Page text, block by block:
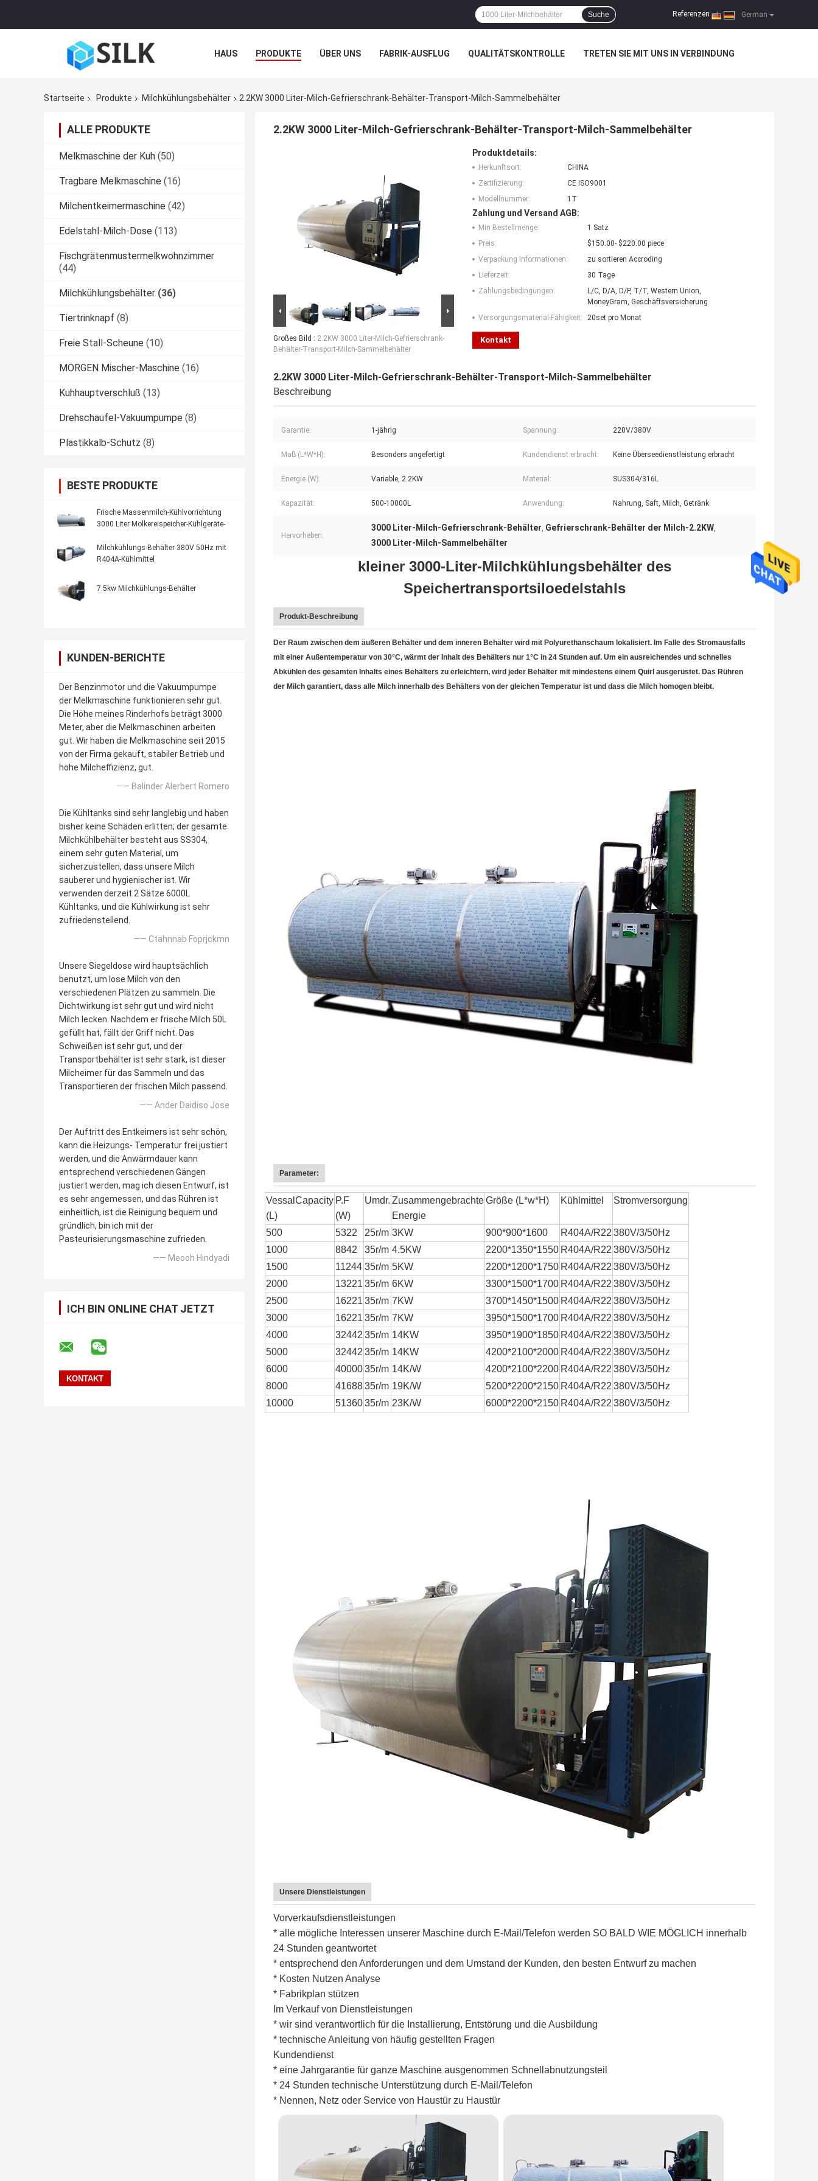
German
Referenzen |
Suche
HAUS PRODUKTE ÜBER UNS FABRIK-AUSFLUG QUALITÄTSKONTROLLE TRETEN SIE MIT UNS IN VERBINDUNG
Startseite
Produkte Milchkühlungsbehälter 2.2KW 3000 Liter-Milch-Gefrierschrank-Behälter-Transport-Milch-Sammelbehälter
ALLE PRODUKTE
Melkmaschine der Kuh (50)
Tragbare Melkmaschine (16)
Milchentkeimermaschine (42)
Edelstahl-Milch-Dose (113)
Fischgrätenmustermelkwohnzimmer
(44)
Milchkühlungsbehälter (36)
Tiertrinknapf (8)
Freie Stall-Scheune (10)
MORGEN Mischer-Maschine (16)
Kuhhauptverschluß (13)
Drehschaufel-Vakuumpumpe (8)
Plastikkalb-Schutz (8)
BESTE PRODUKTE
Frische Massenmilch-Kühlvorrichtung
3000 Liter Molkereispeicher-Kühlgeräte-
Milchkühlungs-Behälter 380V 50Hz mit
R404A-Kühlmittel
7.5kw Milchkühlungs-Behälter
KUNDEN-BERICHTE
Der Benzinmotor und die Vakuumpumpe
der Melkmaschine funktionieren sehr gut.
Die Höhe meines Rinderhofs beträgt 3000
Meter, aber die Melkmaschinen arbeiten
gut. Wir haben die Melkmaschine seit 2015
von der Firma gekauft, stabiler Betrieb und
hohe Milcheffizienz, gut.
—— Balinder Alerbert Romero
Die Kühltanks sind sehr langlebig und haben
bisher keine Schäden erlitten; der gesamte
Milchkühlbehälter besteht aus SS304,
einem sehr guten Material, um
sicherzustellen, dass unsere Milch
sauberer und hygienischer ist. Wir
verwenden derzeit 2 Sätze 6000L
Kühltanks, und die Kühlwirkung ist sehr
zufriedenstellend.
—— Ctahnnab Foprjckmn
Unsere Siegeldose wird hauptsächlich
benutzt, um lose Milch von den
verschiedenen Plätzen zu sammeln. Die
Dichtwirkung ist sehr gut und wird nicht
Milch lecken. Nachdem er frische Milch 50L
gefüllt hat, fällt der Griff nicht. Das
Schweißen ist sehr gut, und der
Transportbehälter ist sehr stark, ist dieser
Milcheimer für das Sammeln und das
Transportieren der frischen Milch passend.
—— Ander Daidiso Jose
Der Auftritt des Entkeimers ist sehr schön,
kann die Heizungs- Temperatur frei justiert
werden, und die Anwärmdauer kann
entsprechend verschiedenen Gängen
justiert werden, mag ich diesen Entwurf, ist
es sehr angemessen, und das Rühren ist
einheitlich, ist die Reinigung bequem und
gründlich, bin ich mit der
Pasteurisierungsmaschine zufrieden.
—— Meooh Hindyadi
ICH BIN ONLINE CHAT JETZT
2.2KW 3000 Liter-Milch-Gefrierschrank-Behälter-Transport-Milch-Sammelbehälter
Großes Bild : 2.2KW 3000 Liter-Milch-Gefrierschrank-
Behälter-Transport-Milch-Sammelbehälter
Produktdetails:
Herkunftsort:
CHINA
Zertifizierung:
CE ISO9001
Modellnummer:
1T
Zahlung und Versand AGB:
Min Bestellmenge:
1 Satz
Preis:
$150.00- $220.00 piece
Verpackung Informationen:
zu sortieren Accroding
Lieferzeit:
30 Tage
Zahlungsbedingungen:
L/C, D/A, D/P, T/T, Western Union,
MoneyGram, Geschäftsversicherung
Versorgungsmaterial-Fähigkeit:
20set pro Monat
Kontakt
2.2KW 3000 Liter-Milch-Gefrierschrank-Behälter-Transport-Milch-Sammelbehälter
Beschreibung
Garantie: 1-jährig Spannung: 220V/380V
Maß (L*W*H): Besonders angefertigt Kundendienst erbracht: Keine Überseedienstleistung erbracht
Energie (W): Variable, 2.2KW Material: SUS304/316L
Kapazität: 500-10000L Anwendung: Nahrung, Saft, Milch, Getränk
Hervorheben:
3000 Liter-Milch-Gefrierschrank-Behälter, Gefrierschrank-Behälter der Milch-2.2KW,
3000 Liter-Milch-Sammelbehälter
kleiner 3000-Liter-Milchkühlungsbehälter des
Speichertransportsiloedelstahls
Produkt-Beschreibung
Der Raum zwischen dem äußeren Behälter und dem inneren Behälter wird mit Polyurethanschaum lokalisiert. Im Falle des Stromausfalls
mit einer Außentemperatur von 30°C, wärmt der Inhalt des Behälters nur 1°C in 24 Stunden auf. Um ein ausreichendes und schnelles
Abkühlen des gesamten Inhalts eines Behälters zu erleichtern, wird jeder Behälter mit mindestens einem Quirl ausgerüstet. Das Rühren
der Milch garantiert, dass alle Milch innerhalb des Behälters von der gleichen Temperatur ist und dass die Milch homogen bleibt.
Parameter:
VessalCapacity
(L)
P.F
(W)
Umdr. Zusammengebrachte
Energie
Größe (L*w*H) Kühlmittel Stromversorgung
500 5322 25r/m 3KW 900*900*1600 R404A/R22 380V/3/50Hz
1000
8842 35r/m 4.5KW 2200*1350*1550 R404A/R22 380V/3/50Hz
1500
11244 35r/m 5KW 2200*1200*1750 R404A/R22 380V/3/50Hz
2000
13221 35r/m 6KW 3300*1500*1700 R404A/R22 380V/3/50Hz
2500
16221 35r/m 7KW 3700*1450*1500 R404A/R22 380V/3/50Hz
3000
16221 35r/m 7KW 3950*1500*1700 R404A/R22 380V/3/50Hz
4000
32442 35r/m 14KW 3950*1900*1850 R404A/R22 380V/3/50Hz
5000
32442 35r/m 14KW 4200*2100*2000 R404A/R22 380V/3/50Hz
6000
4000035r/m 14K/W 4200*2100*2200 R404A/R22 380V/3/50Hz
8000
4168835r/m 19K/W 5200*2200*2150 R404A/R22 380V/3/50Hz
10000
5136035r/m 23K/W 6000*2200*2150 R404A/R22 380V/3/50Hz
Unsere Dienstleistungen
Vorverkaufsdienstleistungen
* alle mögliche Interessen unserer Maschine durch E-Mail/Telefon werden SO BALD WIE MÖGLICH innerhalb
24 Stunden geantwortet
* entsprechend den Anforderungen und dem Umstand der Kunden, den besten Entwurf zu machen
* Kosten Nutzen Analyse
* Fabrikplan stützen
Im Verkauf von Dienstleistungen
* wir sind verantwortlich für die Installierung, Entstörung und die Ausbildung
* technische Anleitung von häufig gestellten Fragen
Kundendienst
* eine Jahrgarantie für ganze Maschine ausgenommen Schnellabnutzungsteil
* 24 Stunden technische Unterstützung durch E-Mail/Telefon
* Nennen, Netz oder Service von Haustür zu Haustür